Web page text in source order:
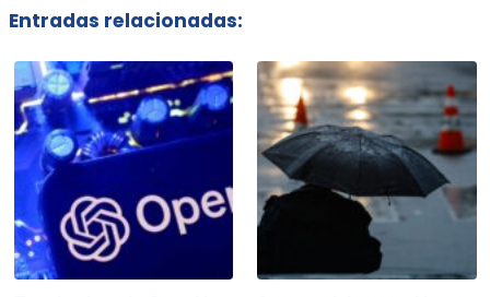
Entradas relacionadas: